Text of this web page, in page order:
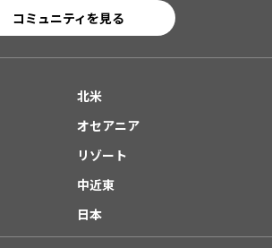
コミュニティを見る
北米
オセアニア
リゾート
中近東
日本